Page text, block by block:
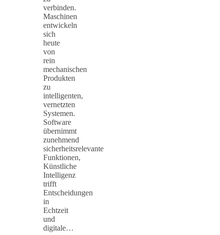
verbinden.
Maschinen
entwickeln
sich
heute
von
rein
mechanischen
Produkten
zu
intelligenten,
vernetzten
Systemen.
Software
übernimmt
zunehmend
sicherheitsrelevante
Funktionen,
Künstliche
Intelligenz
trifft
Entscheidungen
in
Echtzeit
und
digitale…